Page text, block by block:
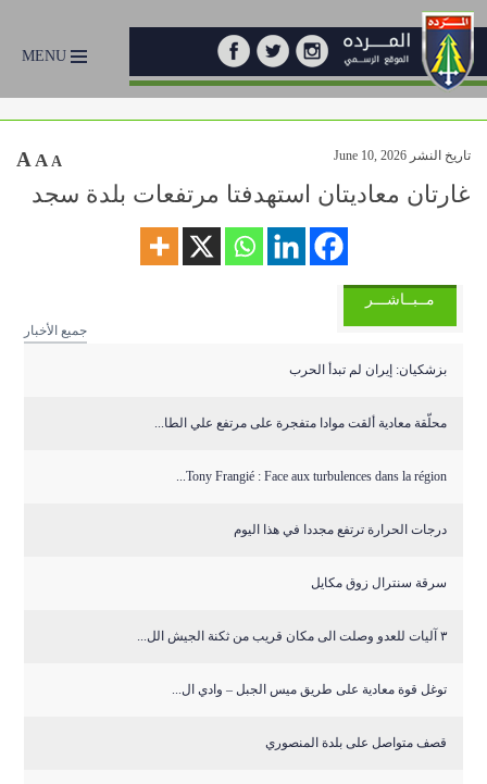
MENU
تاريخ النشر June 10, 2026 A A A
غارتان معاديتان استهدفتا مرتفعات بلدة سجد
مــبــاشـــر
جميع الأخبار
بزشكيان: إيران لم تبدأ الحرب
محلّقة معادية ألقت موادا متفجرة على مرتفع علي الطا...
Tony Frangié : Face aux turbulences dans la région...
درجات الحرارة ترتفع مجددا في هذا اليوم
سرقة سنترال زوق مكايل
٣ آليات للعدو وصلت الى مكان قريب من ثكنة الجيش الل...
توغل قوة معادية على طريق ميس الجبل – وادي ال...
قصف متواصل على بلدة المنصوري